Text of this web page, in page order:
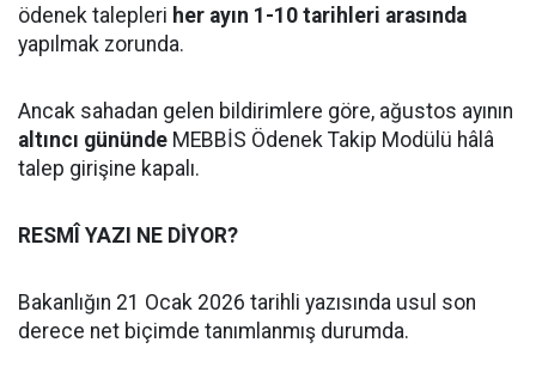
ödenek talepleri her ayın 1-10 tarihleri arasında
yapılmak zorunda.
Ancak sahadan gelen bildirimlere göre, ağustos ayının
altıncı gününde MEBBİS Ödenek Takip Modülü hâlâ
talep girişine kapalı.
RESMÎ YAZI NE DİYOR?
Bakanlığın 21 Ocak 2026 tarihli yazısında usul son
derece net biçimde tanımlanmış durumda.